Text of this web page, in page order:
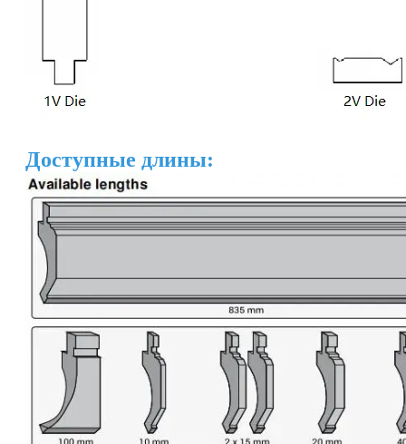
Доступные длины: